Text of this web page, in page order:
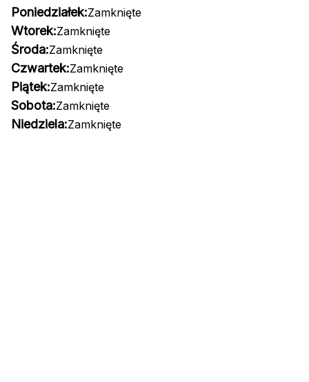
Poniedziałek:Zamknięte
Wtorek:Zamknięte
Środa:Zamknięte
Czwartek:Zamknięte
Piątek:Zamknięte
Sobota:Zamknięte
Niedziela:Zamknięte